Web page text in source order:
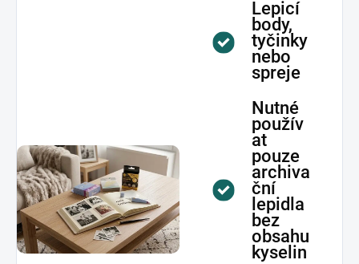
Lepicí
body,
tyčinky
nebo
spreje
Nutné
použív
at
pouze
archiva
ční
lepidla
bez
obsahu
kyselin